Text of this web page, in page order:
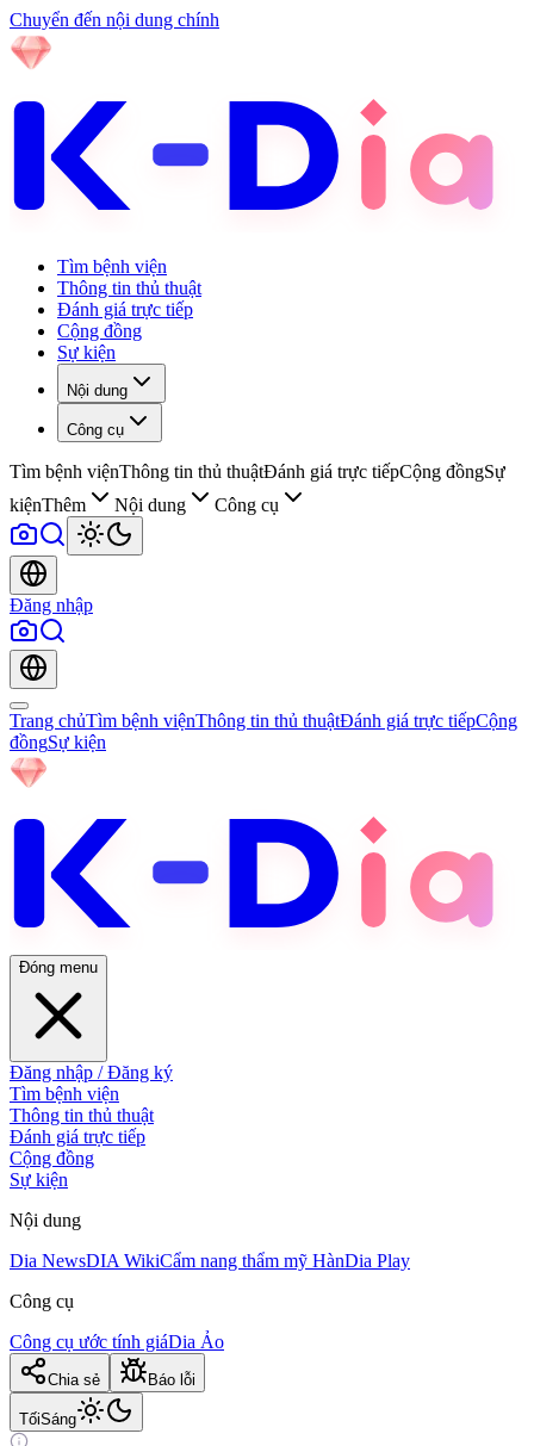
Chuyển đến nội dung chính
Tìm bệnh viện
Thông tin thủ thuật
Đánh giá trực tiếp
Cộng đồng
Sự kiện
Nội dung
Công cụ
Tìm bệnh việnThông tin thủ thuậtĐánh giá trực tiếpCộng đồngSự
kiệnThêm Nội dung Công cụ
Đăng nhập
Trang chủTìm bệnh việnThông tin thủ thuậtĐánh giá trực tiếpCộng
đồngSự kiện
Đóng menu
Đăng nhập / Đăng ký
Tìm bệnh viện
Thông tin thủ thuật
Đánh giá trực tiếp
Cộng đồng
Sự kiện
Nội dung
Dia NewsDIA WikiCẩm nang thẩm mỹ HànDia Play
Công cụ
Công cụ ước tính giáDia Ảo
Chia sẻ Báo lỗi
TốiSáng